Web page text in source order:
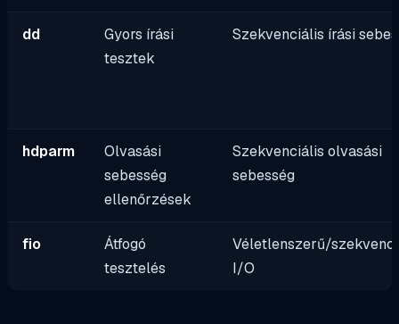
dd
Gyors írási
tesztek
Szekvenciális írási
hdparm
Olvasási
sebesség
ellenőrzések
Szekvenciális olvasási
sebesség
fio
Átfogó
tesztelés
Véletlenszerű/
I/O